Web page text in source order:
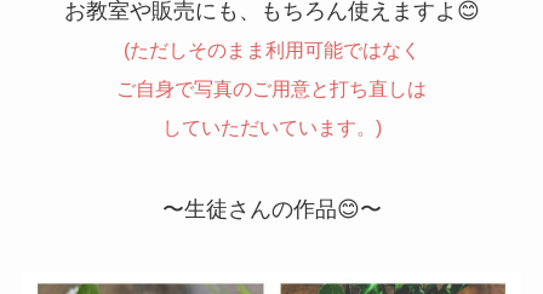
お教室や販売にも、もちろん使えますよ😊
(ただしそのまま利用可能ではなく
ご自身で写真のご用意と打ち直しは
していただいています。)
〜生徒さんの作品😊〜